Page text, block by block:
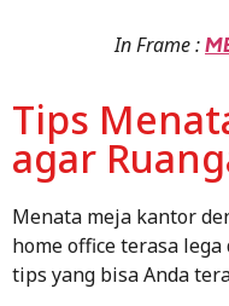
In Frame :
Tips
agar
Menata meja kantor
home office terasa
tips yang bisa Anda